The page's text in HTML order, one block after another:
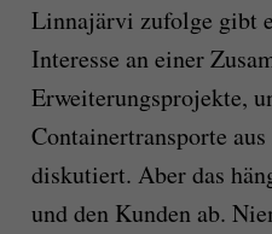
Linnajärvi zufolge gibt
Interesse an einer
Erweiterungsprojekte,
Containertransporte
diskutiert. Aber das
und den Kunden ab.